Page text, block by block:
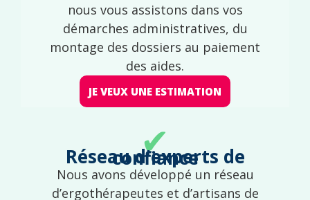
nous vous assistons dans vos
démarches administratives, du
montage des dossiers au paiement
des aides.
JE VEUX UNE ESTIMATION
✔
Réseau d'experts de confiance
Nous avons développé un réseau
d’ergothérapeutes et d’artisans de